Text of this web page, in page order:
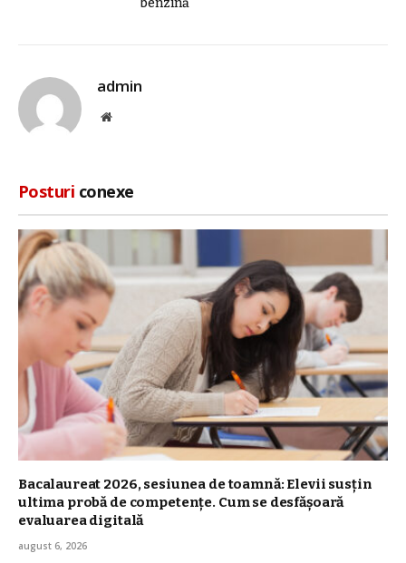
benzină
admin
Site
Posturi conexe
Bacalaureat 2026, sesiunea de toamnă: Elevii susțin
ultima probă de competențe. Cum se desfășoară
evaluarea digitală
august 6, 2026